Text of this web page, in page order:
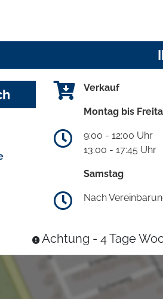
Verkauf
Montag bis
9:00 - 12:00 Uhr
13:00 - 17:45 Uhr
Samstag
Nach
Achtung - 4 Tage